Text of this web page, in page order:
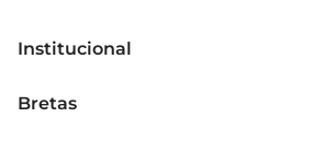
Institucional
Grupo Cencosud
Bretas